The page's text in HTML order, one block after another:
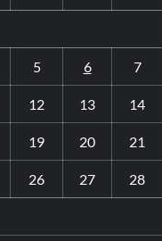
5 6 7
12 13 14
19 20 21
26 27 28